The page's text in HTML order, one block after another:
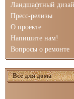
Ландшафтный
Пресс-релизы
О проекте
Напишите нам!
Вопросы о ремонте
Всё для дома